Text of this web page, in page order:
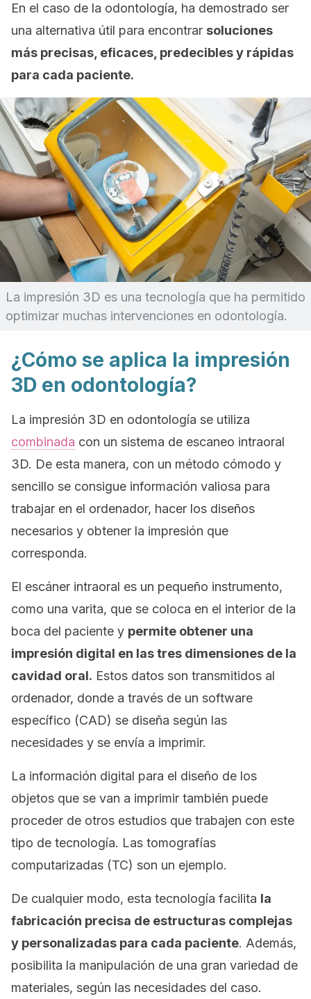
En el caso de la odontología, ha demostrado ser
una alternativa útil para encontrar soluciones
más precisas, eficaces, predecibles y rápidas
para cada paciente.
La impresión 3D es una tecnología que ha permitido
optimizar muchas intervenciones en odontología.
¿Cómo se aplica la impresión
3D en odontología?
La impresión 3D en odontología se utiliza
combinada con un sistema de escaneo intraoral
3D. De esta manera, con un método cómodo y
sencillo se consigue información valiosa para
trabajar en el ordenador, hacer los diseños
necesarios y obtener la impresión que
corresponda.
El escáner intraoral es un pequeño instrumento,
como una varita, que se coloca en el interior de la
boca del paciente y permite obtener una
impresión digital en las tres dimensiones de la
cavidad oral. Estos datos son transmitidos al
ordenador, donde a través de un software
específico (CAD) se diseña según las
necesidades y se envía a imprimir.
La información digital para el diseño de los
objetos que se van a imprimir también puede
proceder de otros estudios que trabajen con este
tipo de tecnología. Las tomografías
computarizadas (TC) son un ejemplo.
De cualquier modo, esta tecnología facilita la
fabricación precisa de estructuras complejas
y personalizadas para cada paciente. Además,
posibilita la manipulación de una gran variedad de
materiales, según las necesidades del caso.